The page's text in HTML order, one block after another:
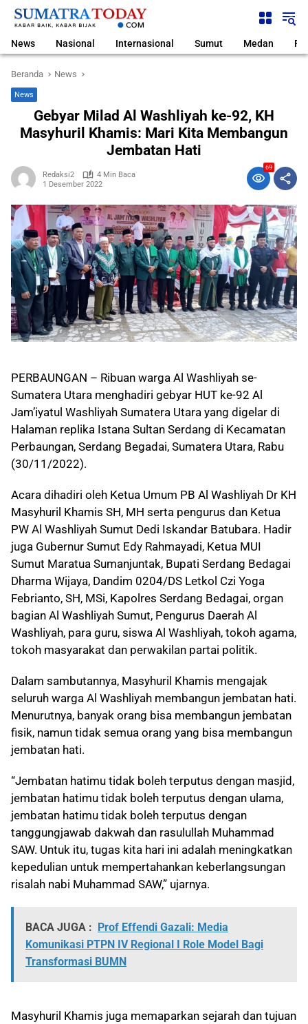
Langsung
News Nasional Internasional Sumut Medan
Beranda News
News
Gebyar Milad Al Washliyah ke-92, KH
Masyhuril Khamis: Mari Kita Membangun
Jembatan Hati
Redaksi2
4 Min Baca
1 Desember 2022
69
PERBAUNGAN – Ribuan warga Al Washliyah se-
Sumatera Utara menghadiri gebyar HUT ke-92 Al
Jam’iyatul Washliyah Sumatera Utara yang digelar di
Halaman replika Istana Sultan Serdang di Kecamatan
Perbaungan, Serdang Begadai, Sumatera Utara, Rabu
(30/11/2022).
Acara dihadiri oleh Ketua Umum PB Al Washliyah Dr KH
Masyhuril Khamis SH, MH serta pengurus dan Ketua
PW Al Washliyah Sumut Dedi Iskandar Batubara. Hadir
juga Gubernur Sumut Edy Rahmayadi, Ketua MUI
Sumut Maratua Sumanjuntak, Bupati Serdang Bedagai
Dharma Wijaya, Dandim 0204/DS Letkol Czi Yoga
Febrianto, SH, MSi, Kapolres Serdang Bedagai, organ
bagian Al Washliyah Sumut, Pengurus Daerah Al
Washliyah, para guru, siswa Al Washliyah, tokoh agama,
tokoh masyarakat dan perwakilan partai politik.
Dalam sambutannya, Masyhuril Khamis mengajak
seluruh warga Al Washliyah membangun jembatan hati.
Menurutnya, banyak orang bisa membangun jembatan
fisik, namun tidak semua orang yang bisa membangun
jembatan hati.
“Jembatan hatimu tidak boleh terputus dengan masjid,
jembatan hatimu tidak boleh terputus dengan ulama,
jembatan hatimu tidak boleh terputus dengan
tanggungjawab dakwah dan rasulullah Muhammad
SAW. Untuk itu, tugas kita hari ini adalah meningkatkan
kepedulian untuk mempertahankan keberlangsungan
risalah nabi Muhammad SAW,” ujarnya.
BACA JUGA :
Prof Effendi Gazali: Media
Komunikasi PTPN IV Regional I Role Model Bagi
Transformasi BUMN
Masyhuril Khamis juga memaparkan sejarah dan tujuan